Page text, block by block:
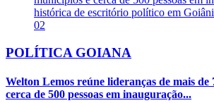
02
POLÍTICA GOIANA
Welton Lemos reúne lideranças de mais de
cerca de 500 pessoas em inauguração...